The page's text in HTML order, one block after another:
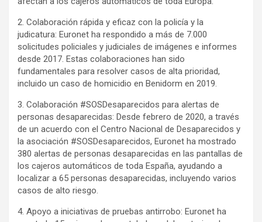
2. Colaboración rápida y eficaz con la policía y la
judicatura: Euronet ha respondido a más de 7.000
solicitudes policiales y judiciales de imágenes e informes
desde 2017. Estas colaboraciones han sido
fundamentales para resolver casos de alta prioridad,
incluido un caso de homicidio en Benidorm en 2019.
3. Colaboración #SOSDesaparecidos para alertas de
personas desaparecidas: Desde febrero de 2020, a través
de un acuerdo con el Centro Nacional de Desaparecidos y
la asociación #SOSDesaparecidos, Euronet ha mostrado
380 alertas de personas desaparecidas en las pantallas de
los cajeros automáticos de toda España, ayudando a
localizar a 65 personas desaparecidas, incluyendo varios
casos de alto riesgo.
4. Apoyo a iniciativas de pruebas antirrobo: Euronet ha